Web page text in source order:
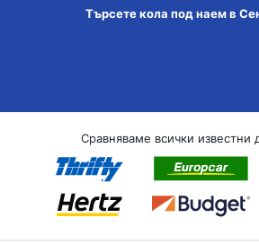
Търсете кола под наем в
Сравняваме всички известни